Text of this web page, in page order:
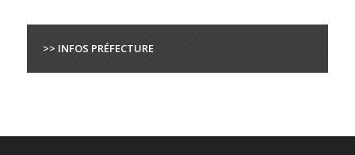
>> INFOS PRÉFECTURE